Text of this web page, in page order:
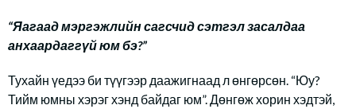
“Яагаад мэргэжлийн сагсчид сэтгэл засалдаа
анхаардаггүй юм бэ?”
Тухайн үедээ би түүгээр даажигнаад л өнгөрсөн. “Юу?
Тийм юмны хэрэг хэнд байдаг юм”. Дөнгөж хорин хэдтэй,